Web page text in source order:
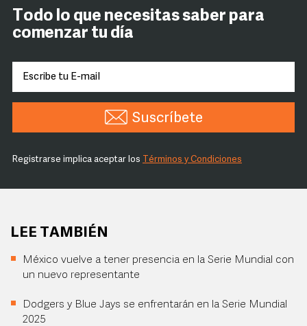
Todo lo que necesitas saber para
comenzar tu día
Suscríbete
Registrarse implica aceptar los Términos y Condiciones
LEE TAMBIÉN
México vuelve a tener presencia en la Serie Mundial con
un nuevo representante
Dodgers y Blue Jays se enfrentarán en la Serie Mundial
2025